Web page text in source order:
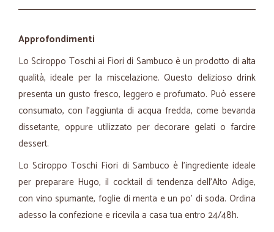
Approfondimenti
Lo Sciroppo Toschi ai Fiori di Sambuco è un prodotto di alta
qualità, ideale per la miscelazione. Questo delizioso drink
presenta un gusto fresco, leggero e profumato. Può essere
consumato, con l’aggiunta di acqua fredda, come bevanda
dissetante, oppure utilizzato per decorare gelati o farcire
dessert.
Lo Sciroppo Toschi Fiori di Sambuco è l’ingrediente ideale
per preparare Hugo, il cocktail di tendenza dell’Alto Adige,
con vino spumante, foglie di menta e un po’ di soda. Ordina
adesso la confezione e ricevila a casa tua entro 24/48h.